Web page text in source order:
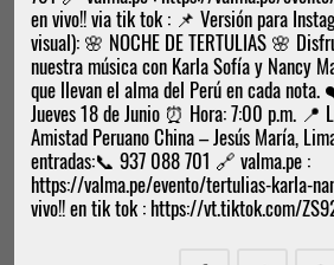
en vivo!! via tik tok : 📌 Versión para
visual): 🌸 NOCHE DE TERTULIAS 🌸
nuestra música con Karla Sofía y Nancy
que llevan el alma del Perú en cada
Jueves 18 de Junio ⏰ Hora: 7:00 p.m. 📍
Amistad Peruano China – Jesús María,
entradas:📞 937 088 701 🔗 valma.pe :
https://valma.pe/evento/tertulias-karla-
vivo!! en tik tok : https://vt.tiktok.com/